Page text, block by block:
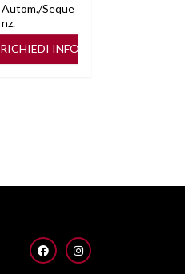
Autom./Seque
nz.
RICHIEDI INFO
FACEBOOKINSTAGRAM